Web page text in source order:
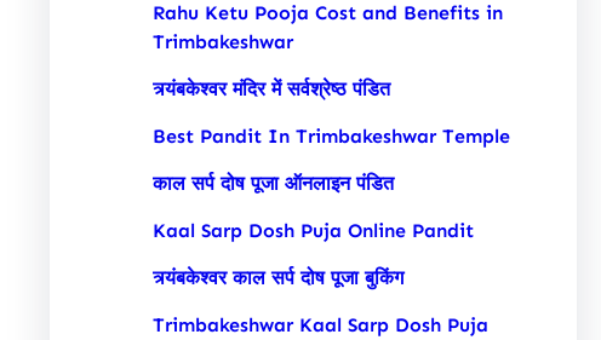
Rahu Ketu Pooja Cost and Benefits in
Trimbakeshwar
त्र्यंबकेश्वर मंदिर में सर्वश्रेष्ठ पंडित
Best Pandit In Trimbakeshwar Temple
काल सर्प दोष पूजा ऑनलाइन पंडित
Kaal Sarp Dosh Puja Online Pandit
त्र्यंबकेश्वर काल सर्प दोष पूजा बुकिंग
Trimbakeshwar Kaal Sarp Dosh Puja